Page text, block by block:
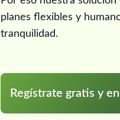
planes flexibles y
tranquilidad.
Regístrate gratis y